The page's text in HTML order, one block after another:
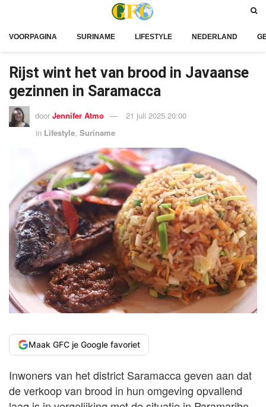
VOORPAGINA SURINAME LIFESTYLE NEDERLAND
Rijst wint het van brood in Javaanse
gezinnen in Saramacca
door Jennifer Atmo
21 juli 2025 20:00
in Lifestyle, Suriname
Maak GFC je Google favoriet
Inwoners van het district Saramacca geven aan dat
de verkoop van brood in hun omgeving opvallend